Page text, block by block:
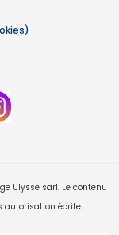
Ulysse sarl. Le contenu
autorisation écrite.